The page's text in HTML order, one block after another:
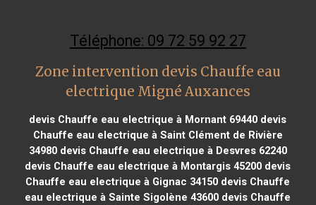
Téléphone: 09 72 59 92 27
Zone intervention devis Chauffe eau
electrique Migné Auxances
devis Chauffe eau electrique à Mornant 69440 devis
Chauffe eau electrique à Saint Clément de Rivière
34980devis Chauffe eau electrique à Desvres 62240
devis Chauffe eau electrique à Montargis 45200 devis
Chauffe eau electrique à Gignac 34150 devis Chauffe
eau electrique à Sainte Sigolène 43600 devis Chauffe